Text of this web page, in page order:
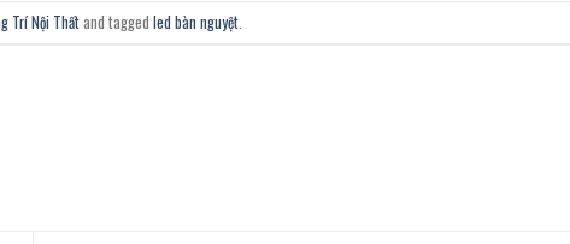
Trí Nội Thấtand tagged led bàn nguyệt